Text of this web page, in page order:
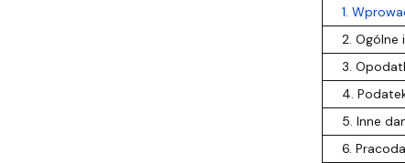
1.
2. Ogólne
3.
4.
5. Inne
6.